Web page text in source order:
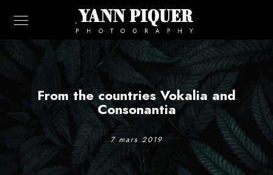
From the countries Vokalia and
Consonantia
7 mars 2019